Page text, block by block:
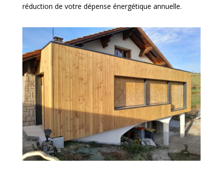
réduction de votre dépense énergétique annuelle.